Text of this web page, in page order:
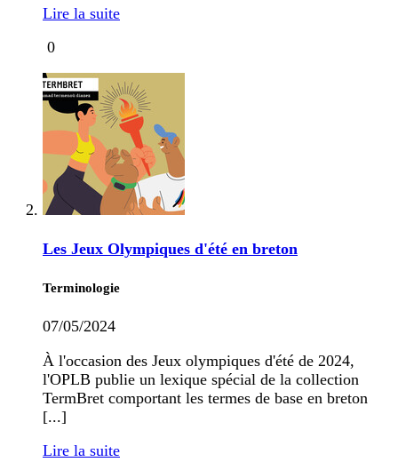
Lire la suite
0
Les Jeux Olympiques d'été en breton
Terminologie
07/05/2024
À l'occasion des Jeux olympiques d'été de 2024,
l'OPLB publie un lexique spécial de la collection
TermBret comportant les termes de base en breton
[...]
Lire la suite